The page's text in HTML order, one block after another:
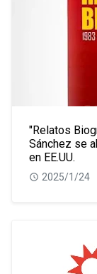
"Relatos
Sánchez se
en EE.UU.
2025/1/24